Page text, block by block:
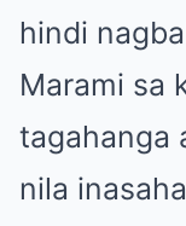
hindi
Marami sa
tagahanga
nila